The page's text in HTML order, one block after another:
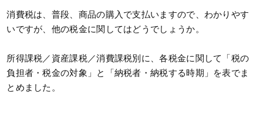
消費税は、普段、商品の購入で支払いますので、わかりやす
いですが、他の税金に関してはどうでしょうか。
所得課税／資産課税／消費課税別に、各税金に関して「税の
負担者・税金の対象」と「納税者・納税する時期」を表でま
とめました。